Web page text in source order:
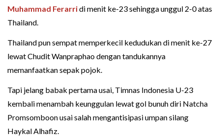
Muhammad Ferarridi menit ke-23 sehingga unggul 2-0 atas
Thailand.
Thailand pun sempat memperkecil kedudukan di menit ke-27
lewat Chudit Wanpraphao dengan tandukannya
memanfaatkan sepak pojok.
Tapi jelang babak pertama usai, Timnas Indonesia U-23
kembali menambah keunggulan lewat gol bunuh diri Natcha
Promsomboon usai salah mengantisipasi umpan silang
Haykal Alhafiz.